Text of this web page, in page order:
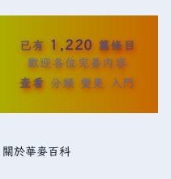
已有 1,220 篇條目
歡迎各位完善內容
查看 分類 變更 入門
關於華麥百科